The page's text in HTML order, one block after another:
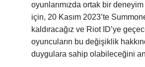
oyunlarımızda ortak bir
için, 20 Kasım 2023’te
kaldıracağız ve Riot ID’ye
oyuncuların bu değişiklik
duygulara sahip olabileceğini